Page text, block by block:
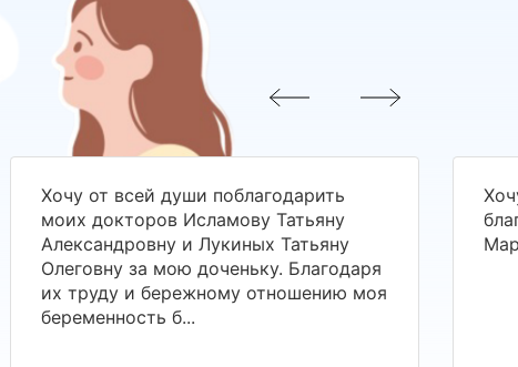
Хочу от всей души поблагодарить
моих докторов Исламову Татьяну
Александровну и Лукиных Татьяну
Олеговну за мою доченьку. Благодаря
их труду и бережному отношению моя
беременность б...